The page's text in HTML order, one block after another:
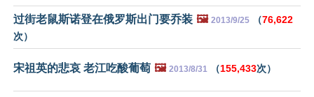
过街老鼠斯诺登在俄罗斯出门要乔装 🖼️ 2013/9/25 （76,622
次）
宋祖英的悲哀 老江吃酸葡萄 🖼️ 2013/8/31 （155,433次）